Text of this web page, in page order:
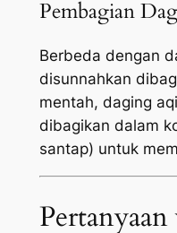
Pembagian
Berbeda dengan
disunnahkan
mentah, daging
dibagikan dalam
santap) untuk